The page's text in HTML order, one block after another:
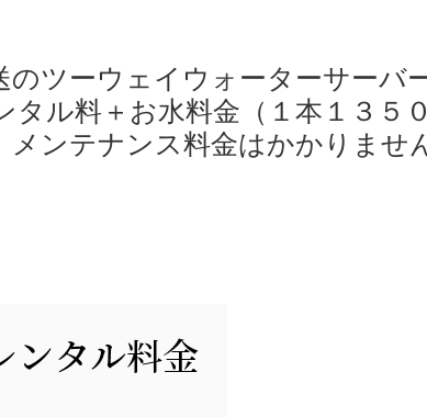
ツーウェイウォーターサーバ
ル料＋お水料金（１本１３５
メンテナンス料金はかかりませ